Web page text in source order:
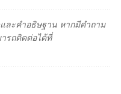
ละคำอธิษฐาน หากมีคำถาม
รถติดต่อได้ที่